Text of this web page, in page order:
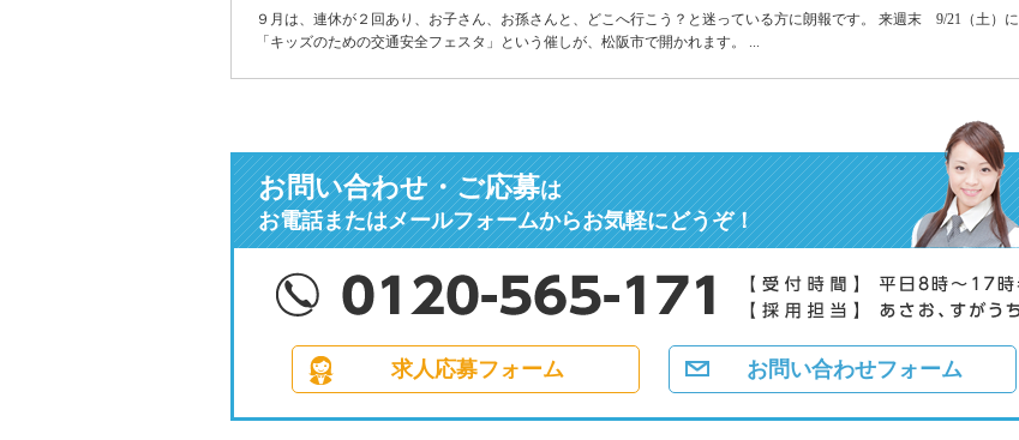
９月は、連休が２回あり、お子さん、お孫さんと、どこへ行こう？と迷っている方に朗報です。 来週末 9/21（土）に
「キッズのための交通安全フェスタ」という催しが、松阪市で開かれます。 ...
お問い合わせ・ご応募は
お電話またはメールフォームからお気軽にどうぞ！
求人応募フォーム お問い合わせフォーム